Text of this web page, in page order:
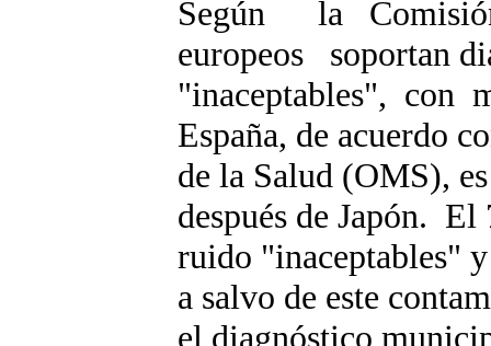
Según la
europeos soportan
"inaceptables", con
España, de acuerdo
de la Salud (OMS),
después de Japón. El
ruido "inaceptables"
a salvo de este
el diagnóstico